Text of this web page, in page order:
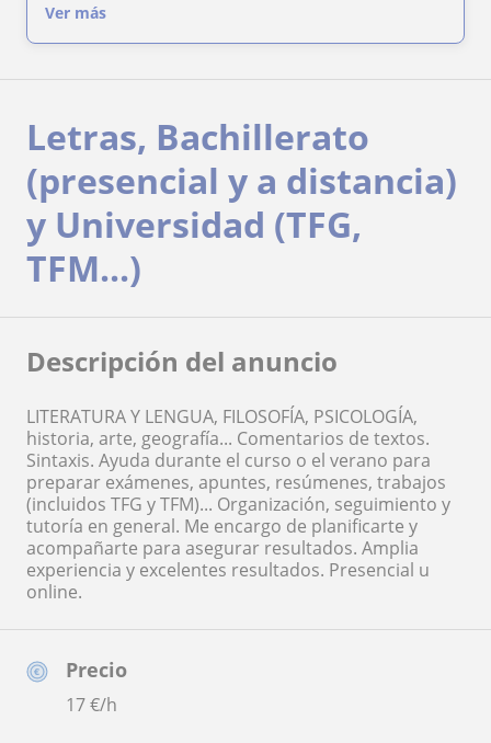
Ver más
Precio
17€/h
Letras, Bachillerato
(presencial y a distancia)
y Universidad (TFG,
TFM...)
Descripción del anuncio
LITERATURA Y LENGUA, FILOSOFÍA, PSICOLOGÍA,
historia, arte, geografía... Comentarios de textos.
Sintaxis. Ayuda durante el curso o el verano para
preparar exámenes, apuntes, resúmenes, trabajos
(incluidos TFG y TFM)... Organización, seguimiento y
tutoría en general. Me encargo de planificarte y
acompañarte para asegurar resultados. Amplia
experiencia y excelentes resultados. Presencial u
online.